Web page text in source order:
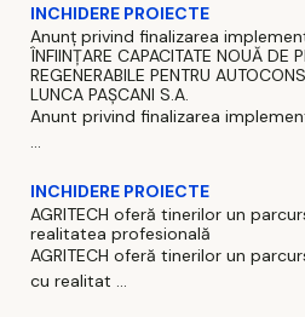
INCHIDERE PROIECTE
Anunț privind finalizarea
ÎNFIINȚARE CAPACITATE NOUĂ DE
REGENERABILE PENTRU
LUNCA PAȘCANI S.A.
Anunt privind finalizarea
...
INCHIDERE PROIECTE
AGRITECH oferă tinerilor un
realitatea profesională
AGRITECH oferă tinerilor un
cu realitat ...